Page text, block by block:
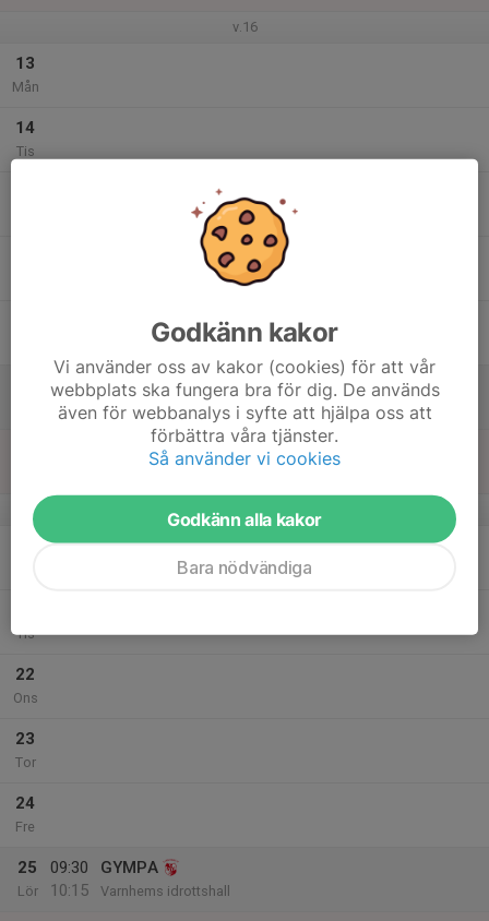
v.16
13
Mån
14
Tis
09:30
10:15
GYMPA
Varnhems idrottshall
v.17
Tis
22
Ons
23
Tor
24
Fre
25
Lör
09:30
10:15
GYMPA
Varnhems idrottshall
Godkänn kakor
Vi använder oss av kakor (cookies) för att vår
webbplats ska fungera bra för dig. De används
även för webbanalys i syfte att hjälpa oss att
förbättra våra tjänster.
Så använder vi cookies
Godkänn alla kakor
Bara nödvändiga